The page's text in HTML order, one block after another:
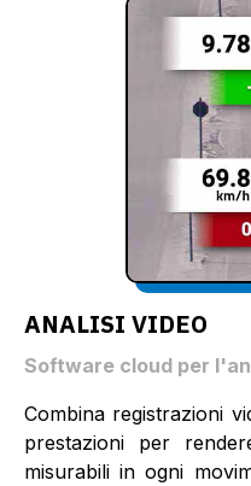
ANALISI VIDEO
Software cloud per
Combina registrazioni
prestazioni per
misurabili in ogni